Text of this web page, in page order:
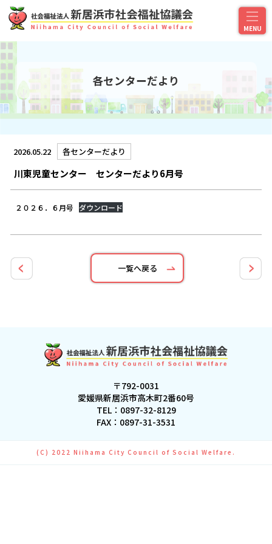
各センターだより
2026.05.22 各センターだより
川東児童センター センターだより6月号
２０２６．６月号 ダウンロード
一覧へ戻る
〒792-0031
愛媛県新居浜市高木町2番60号
TEL： 0897-32-8129
FAX：0897-31-3531
(C) 2022 Niihama City Council of Social Welfare.